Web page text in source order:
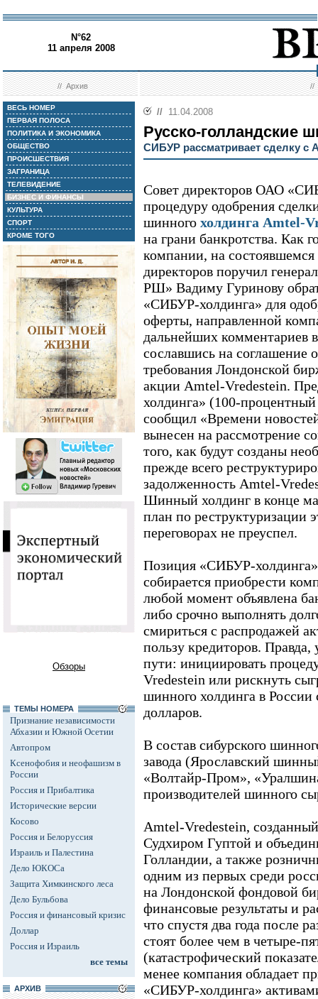
N°62
11 апреля 2008
//Архив //
ВЕСЬ НОМЕР
ПЕРВАЯ ПОЛОСА
ПОЛИТИКА И ЭКОНОМИКА
ОБЩЕСТВО
ПРОИСШЕСТВИЯ
ЗАГРАНИЦА
ТЕЛЕВИДЕНИЕ
БИЗНЕС И ФИНАНСЫ
КУЛЬТУРА
СПОРТ
КРОМЕ ТОГО
Обзоры
ТЕМЫ НОМЕРА
Признание независимости
Абхазии и Южной Осетии
Автопром
Ксенофобия и неофашизм в
России
Россия и Прибалтика
Исторические версии
Косово
Россия и Белоруссия
Израиль и Палестина
Дело ЮКОСа
Защита Химкинского леса
Дело Бульбова
Россия и финансовый кризис
Доллар
Россия и Израиль
все темы
АРХИВ
// 11.04.2008
Русско-голландские
СИБУР рассматривает сделку с
Совет директоров ОАО
процедуру одобрения
шинного холдинга Amtel-
на грани банкротства. Как
компании, на состоявшемся
директоров поручил
РШ» Вадиму Гуринову
«СИБУР-холдинга» для
оферты, направленной
дальнейших
сославшись на соглашение
требования Лондонской
акции Amtel-Vredestein.
холдинга» (100-
сообщил «Времени
вынесен на рассмотрение
того, как будут созданы
прежде всего
задолженность Amtel-
Шинный холдинг в конце
план по реструктуризации
переговорах не преуспел.
Позиция «СИБУР-
собирается приобрести
любой момент объявлена
либо срочно выполнять
смириться с распродажей
пользу кредиторов. Правда,
пути: инициировать
Vredestein или рискнуть
шинного холдинга в
долларов.
В состав сибурского
завода (Ярославский
«Волтайр-Пром»,
производителей шинного
Amtel-Vredestein,
Судхиром Гуптой и
Голландии, а также
одним из первых среди
на Лондонской фондовой
финансовые результаты и
что спустя два года после
стоят более чем в четыре-
(катастрофический
менее компания обладает
«СИБУР-холдинга»